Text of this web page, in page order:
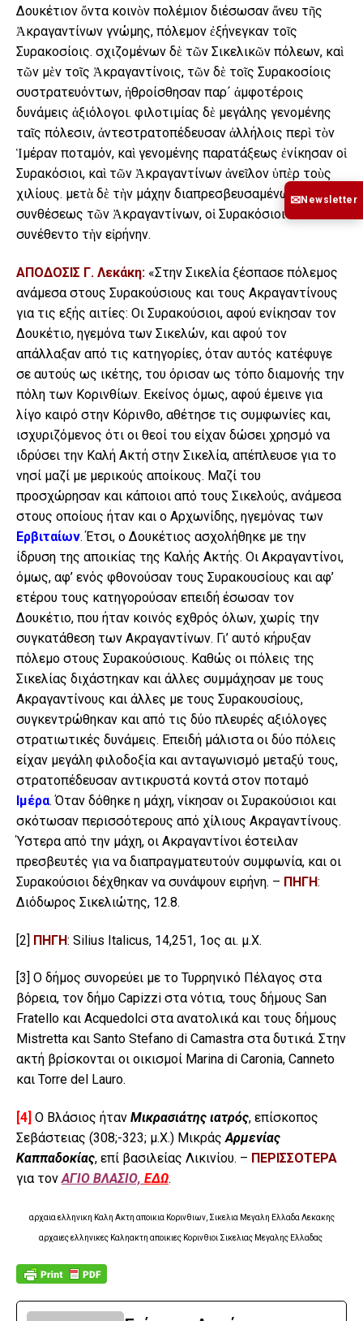
Δουκέτιον ὄντα κοινὸν πολέμιον διέσωσαν ἄνευ τῆς
Ἀκραγαντίνων γνώμης, πόλεμον ἐξήνεγκαν τοῖς
Συρακοσίοις. σχιζομένων δὲ τῶν Σικελικῶν πόλεων, καὶ
τῶν μὲν τοῖς Ἀκραγαντίνοις, τῶν δὲ τοῖς Συρακοσίοις
συστρατευόντων, ἠθροίσθησαν παρ´ ἀμφοτέροις
δυνάμεις ἀξιόλογοι. φιλοτιμίας δὲ μεγάλης γενομένης
ταῖς πόλεσιν, ἀντεστρατοπέδευσαν ἀλλήλοις περὶ τὸν
Ἱμέραν ποταμόν, καὶ γενομένης παρατάξεως ἐνίκησαν οἱ
Συρακόσιοι, καὶ τῶν Ἀκραγαντίνων ἀνεῖλον ὑπὲρ τοὺς
χιλίους. μετὰ δὲ τὴν μάχην διαπρεσβευσαμένων περὶ
συνθέσεως τῶν Ἀκραγαντίνων, οἱ Συρακόσιοι
συνέθεντο τὴν εἰρήνην.
ΑΠΟΔΟΣΙΣ Γ. Λεκάκη: «Στην Σικελία ξέσπασε πόλεμος
ανάμεσα στους Συρακούσιους και τους Ακραγαντίνους
για τις εξής αιτίες: Οι Συρακούσιοι, αφού ενίκησαν τον
Δουκέτιο, ηγεμόνα των Σικελών, και αφού τον
απάλλαξαν από τις κατηγορίες, όταν αυτός κατέφυγε
σε αυτούς ως ικέτης, του όρισαν ως τόπο διαμονής την
πόλη των Κορινθίων. Εκείνος όμως, αφού έμεινε για
λίγο καιρό στην Κόρινθο, αθέτησε τις συμφωνίες και,
ισχυριζόμενος ότι οι θεοί του είχαν δώσει χρησμό να
ιδρύσει την Καλή Ακτή στην Σικελία, απέπλευσε για το
νησί μαζί με μερικούς αποίκους. Μαζί του
προσχώρησαν και κάποιοι από τους Σικελούς, ανάμεσα
στους οποίους ήταν και ο Αρχωνίδης, ηγεμόνας των
Ερβιταίων. Έτσι, ο Δουκέτιος ασχολήθηκε με την
ίδρυση της αποικίας της Καλής Ακτής. Οι Ακραγαντίνοι,
όμως, αφ’ ενός φθονούσαν τους Συρακουσίους και αφ’
ετέρου τους κατηγορούσαν επειδή έσωσαν τον
Δουκέτιο, που ήταν κοινός εχθρός όλων, χωρίς την
συγκατάθεση των Ακραγαντίνων. Γι’ αυτό κήρυξαν
πόλεμο στους Συρακούσιους. Καθώς οι πόλεις της
Σικελίας διχάστηκαν και άλλες συμμάχησαν με τους
Ακραγαντίνους και άλλες με τους Συρακουσίους,
συγκεντρώθηκαν και από τις δύο πλευρές αξιόλογες
στρατιωτικές δυνάμεις. Επειδή μάλιστα οι δύο πόλεις
είχαν μεγάλη φιλοδοξία και ανταγωνισμό μεταξύ τους,
στρατοπέδευσαν αντικρυστά κοντά στον ποταμό
Ιμέρα. Όταν δόθηκε η μάχη, νίκησαν οι Συρακούσιοι και
σκότωσαν περισσότερους από χίλιους Ακραγαντίνους.
Ύστερα από την μάχη, οι Ακραγαντίνοι έστειλαν
πρεσβευτές για να διαπραγματευτούν συμφωνία, και οι
Συρακούσιοι δέχθηκαν να συνάψουν ειρήνη. – ΠΗΓΗ:
Διόδωρος Σικελιώτης, 12.8.
[2] ΠΗΓΗ: Silius Italicus, 14,251, 1ος αι. μ.Χ.
[3] Ο δήμος συνορεύει με το Τυρρηνικό Πέλαγος στα
βόρεια, τον δήμο Capizzi στα νότια, τους δήμους San
Fratello και Acquedolci στα ανατολικά και τους δήμους
Mistretta και Santo Stefano di Camastra στα δυτικά. Στην
ακτή βρίσκονται οι οικισμοί Marina di Caronia, Canneto
και Torre del Lauro.
[4] Ο Βλάσιος ήταν Μικρασιάτης ιατρός, επίσκοπος
Σεβάστειας (308;-323; μ.Χ.) Μικράς Αρμενίας
Καππαδοκίας, επί βασιλείας Λικινίου. – ΠΕΡΙΣΣΟΤΕΡΑ
για τον ΑΓΙΟ ΒΛΑΣΙΟ, ΕΔΩ.
αρχαια ελληνικη Καλη Ακτη αποικια Κορινθιων, Σικελια Μεγαλη Ελλαδα Λεκακης
αρχαιες ελληνικες Καληακτη αποικιες Κορινθιοι Σικελιας Μεγαλης Ελλαδας
✉Newsletter